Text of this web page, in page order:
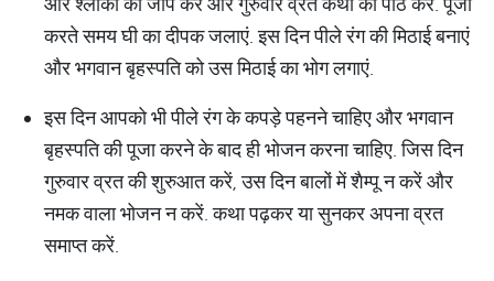
करते समय घी का दीपक जलाएं. इस दिन पीले रंग की मिठाई बनाएं
और भगवान बृहस्पति को उस मिठाई का भोग लगाएं.
इस दिन आपको भी पीले रंग के कपड़े पहनने चाहिए और भगवान
बृहस्पति की पूजा करने के बाद ही भोजन करना चाहिए. जिस दिन
गुरुवार व्रत की शुरुआत करें, उस दिन बालों में शैम्पू न करें और
नमक वाला भोजन न करें. कथा पढ़कर या सुनकर अपना व्रत
समाप्त करें.